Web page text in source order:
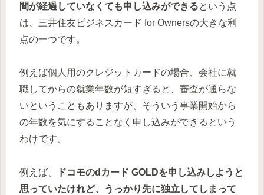
間が経過していなくても申し込みができるという点
は、三井住友ビジネスカード for Ownersの大きな利
点の一つです。
例えば個人用のクレジットカードの場合、会社に就
職してからの就業年数が短すぎると、審査が通らな
いということもありますが、そういう事業開始から
の年数を気にすることなく申し込みができるという
わけです。
例えば、
ドコモのdカード GOLDを申し込みしようと
思っていたけれど、うっかり先に独立してしまって